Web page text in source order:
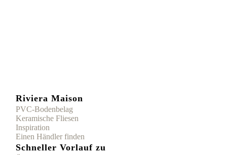
Riviera Maison
PVC-Bodenbelag
Keramische Fliesen
Inspiration
Einen Händler finden
Schneller Vorlauf zu